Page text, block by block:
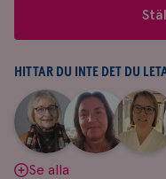
&
svar
HITTAR DU INTE DET DU
Aina
Johnsson
|
Anne
Andersson
Fredrika
|
Se alla